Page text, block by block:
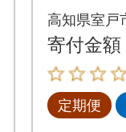
ロ 各1
お届け
高知県室戸
寄付金額
定期便